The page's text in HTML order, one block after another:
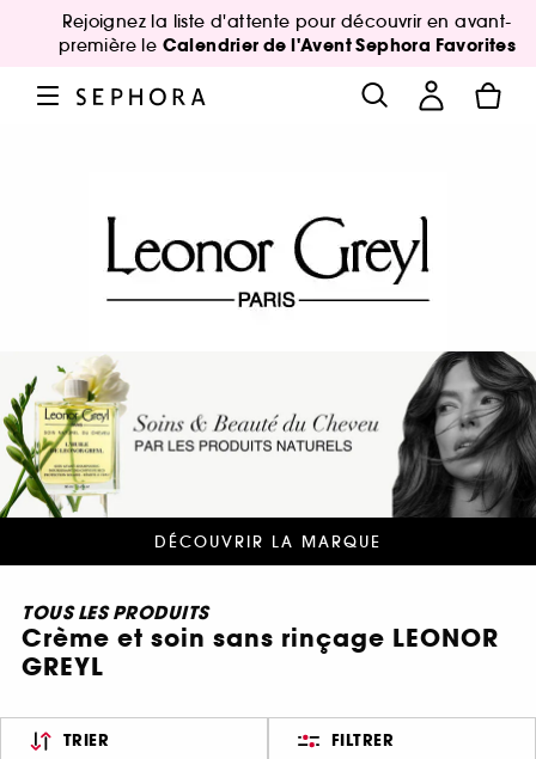
Rejoignez la liste d'attente pour découvrir en avant-
première le Calendrier de l'Avent Sephora Favorites
DÉCOUVRIR LA MARQUE
TOUS LES PRODUITS
Crème et soin sans rinçage LEONOR
GREYL
TRIER FILTRER